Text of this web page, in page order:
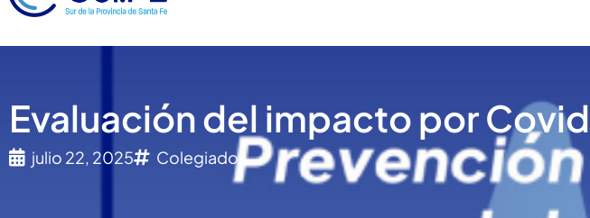
Evaluación del impacto por
julio 22, 2025 Colegiados